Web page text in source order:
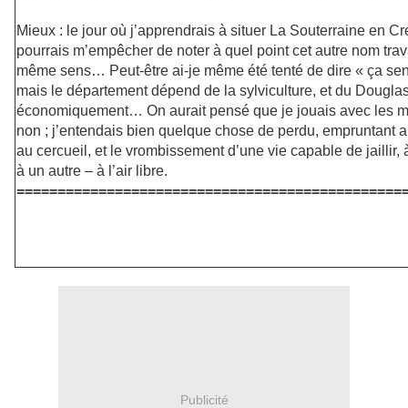
Mieux : le jour où j’apprendrais à situer La Souterraine en
pourrais m’empêcher de noter à quel point cet autre nom
même sens… Peut-être ai-je même été tenté de dire « ça
mais le département dépend de la sylviculture, et du
économiquement… On aurait pensé que je jouais avec les
non ; j’entendais bien quelque chose de perdu, empruntant
au cercueil, et le vrombissement d’une vie capable de jaillir,
à un autre – à l’air libre.
Publicité